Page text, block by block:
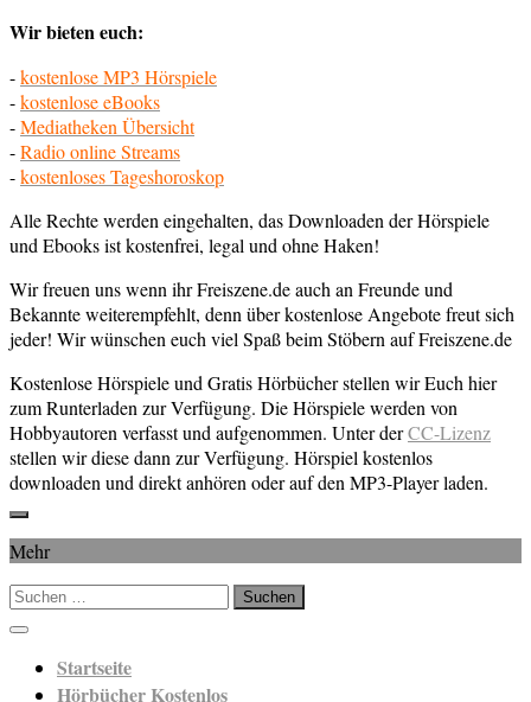
Wir bieten euch:
-kostenlose MP3 Hörspiele
-kostenlose eBooks
-Mediatheken Übersicht
-Radio online Streams
-kostenloses Tageshoroskop
Alle Rechte werden eingehalten, das Downloaden der Hörspiele
und Ebooks ist kostenfrei, legal und ohne Haken!
Wir freuen uns wenn ihr Freiszene.de auch an Freunde und
Bekannte weiterempfehlt, denn über kostenlose Angebote freut sich
jeder! Wir wünschen euch viel Spaß beim Stöbern auf Freiszene.de
Kostenlose Hörspiele und Gratis Hörbücher stellen wir Euch hier
zum Runterladen zur Verfügung. Die Hörspiele werden von
Hobbyautoren verfasst und aufgenommen. Unter derCC-Lizenz
stellen wir diese dann zur Verfügung. Hörspiel kostenlos
downloaden und direkt anhören oder auf den MP3-Player laden.
Mehr
Suchen
nach:
Startseite
Hörbücher Kostenlos